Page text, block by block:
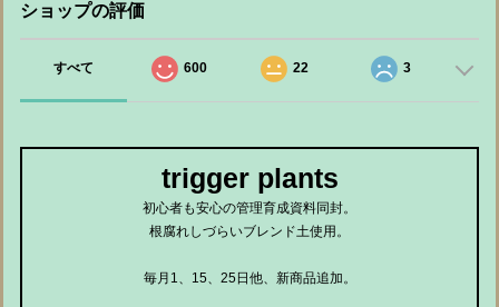
ショップの評価
すべて 600 22 3
trigger plants
初心者も安心の管理育成資料同封。
根腐れしづらいブレンド土使用。
毎月1、15、25日他、新商品追加。